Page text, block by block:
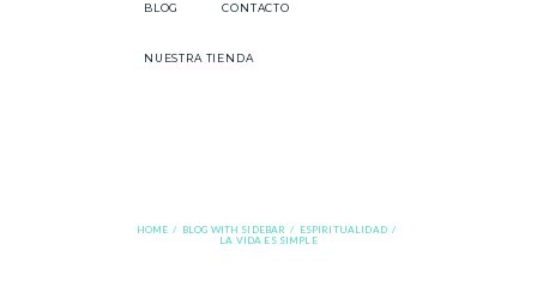
BLOG CONTACTO
NUESTRA TIENDA
HOME BLOG WITH SIDEBAR
ESPIRITUALIDAD
LA VIDA ES SIMPLE